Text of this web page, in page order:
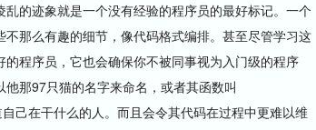
的迹象就是一个没有经验的程序员的最好标记。一个
那么有趣的细节，像代码格式编排。甚至尽管学习这
程序员，它也会确保你不被同事视为入门级的程序
那97只猫的名字来命名，或者其函数叫
己在干什么的人。而且会令其代码在过程中更难以维